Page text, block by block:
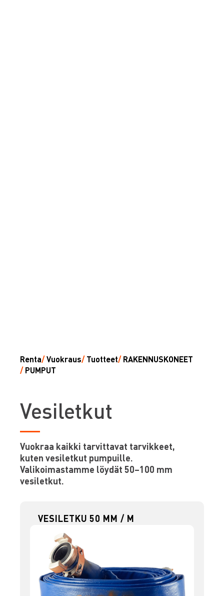
Renta/Vuokraus/ Tuotteet/ RAKENNUSKONEET
/ PUMPUT
Vesiletkut
Vuokraa kaikki tarvittavat tarvikkeet,
kuten vesiletkut pumpuille.
Valikoimastamme löydät 50–100 mm
vesiletkut.
VESILETKU 50 MM / M